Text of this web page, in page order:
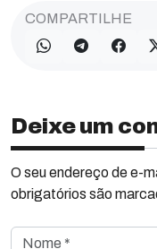
COMPARTILHE
Deixe um
O seu endereço de e-
obrigatórios são
Nome *